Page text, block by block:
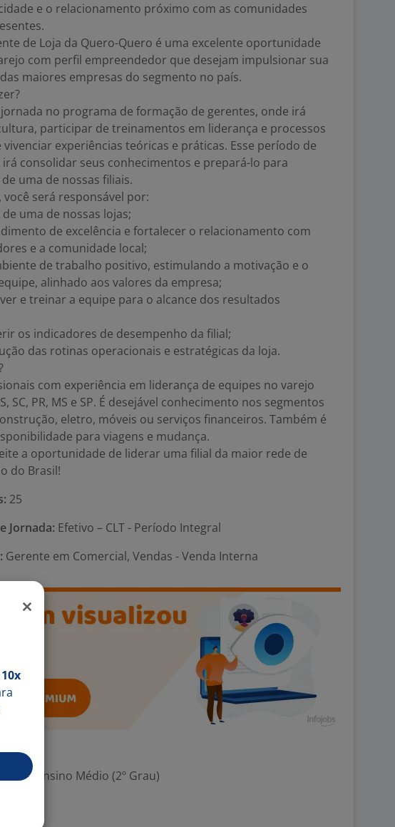
e o relacionamento próximo com as comunidades
de Loja da Quero-Quero é uma excelente oportunidade
com perfil empreendedor que desejam impulsionar sua
maiores empresas do segmento no país.
no programa de formação de gerentes, onde irá
participar de treinamentos em liderança e processos
experiências teóricas e práticas. Esse período de
consolidar seus conhecimentos e prepará-lo para
uma de nossas filiais.
será responsável por:
uma de nossas lojas;
de excelência e fortalecer o relacionamento com
e a comunidade local;
de trabalho positivo, estimulando a motivação e o
alinhado aos valores da empresa;
e treinar a equipe para o alcance dos resultados
os indicadores de desempenho da filial;
das rotinas operacionais e estratégicas da loja.
com experiência em liderança de equipes no varejo
SC, PR, MS e SP. É desejável conhecimento nos segmentos
eletro, móveis ou serviços financeiros. Também é
para viagens e mudança.
a oportunidade de liderar uma filial da maior rede de
do Brasil!
25
Jornada: Efetivo – CLT - Período Integral
Gerente em Comercial, Vendas - Venda Interna
Ensino Médio (2º Grau)
10x